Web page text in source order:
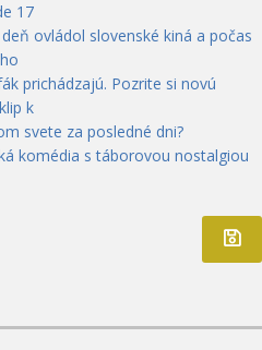
17
ovládol slovenské kiná a počas
prichádzajú. Pozrite si novú
k
svete za posledné dni?
komédia s táborovou nostalgiou